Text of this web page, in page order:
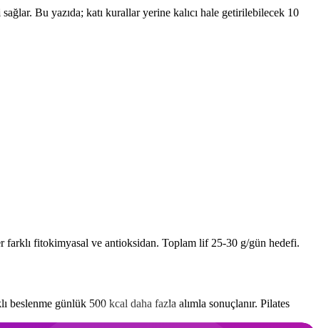
Bu yazıda; katı kurallar yerine kalıcı hale getirilebilecek 10
farklı fitokimyasal ve antioksidan. Toplam lif 25-30 g/gün hedefi.
beslenme günlük 500 kcal daha fazla alımla sonuçlanır. Pilates